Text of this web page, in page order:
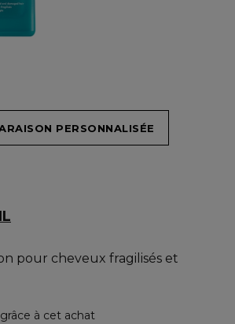
PERSONNALISÉE
pour cheveux fragilisés et
grâce à cet achat